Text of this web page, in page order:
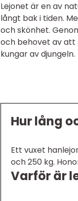
Lejonet är en av
långt bak i tiden.
och skönhet.
och behovet av att
kungar av djungeln.
Hur lång
Ett vuxet
och 250 kg.
Varför är